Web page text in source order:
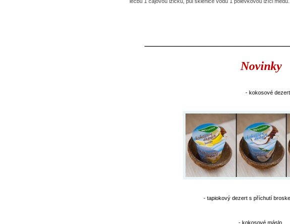
Novinky
- kokosové
- tapiokový dezert s příchutí
- kokosové máslo